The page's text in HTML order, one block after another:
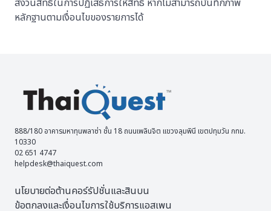
สงวนสิทธิ์ในการปฏิเสธการให้สิทธิ์ หากไม่สามารถบันทึกภาพ
หลักฐานตามเงื่อนไขของรายการได้
888/180 อาคารมหาทุนพลาซ่า ชั้น 18 ถนนเพลินจิต แขวงลุมพินี เขตปทุมวัน กทม.
10330
02 651 4747
helpdesk@thaiquest.com
นโยบายต่อต้านคอร์รัปชั่นและสินบน
ข้อตกลงและเงื่อนไขการใช้บริการแอสเพน